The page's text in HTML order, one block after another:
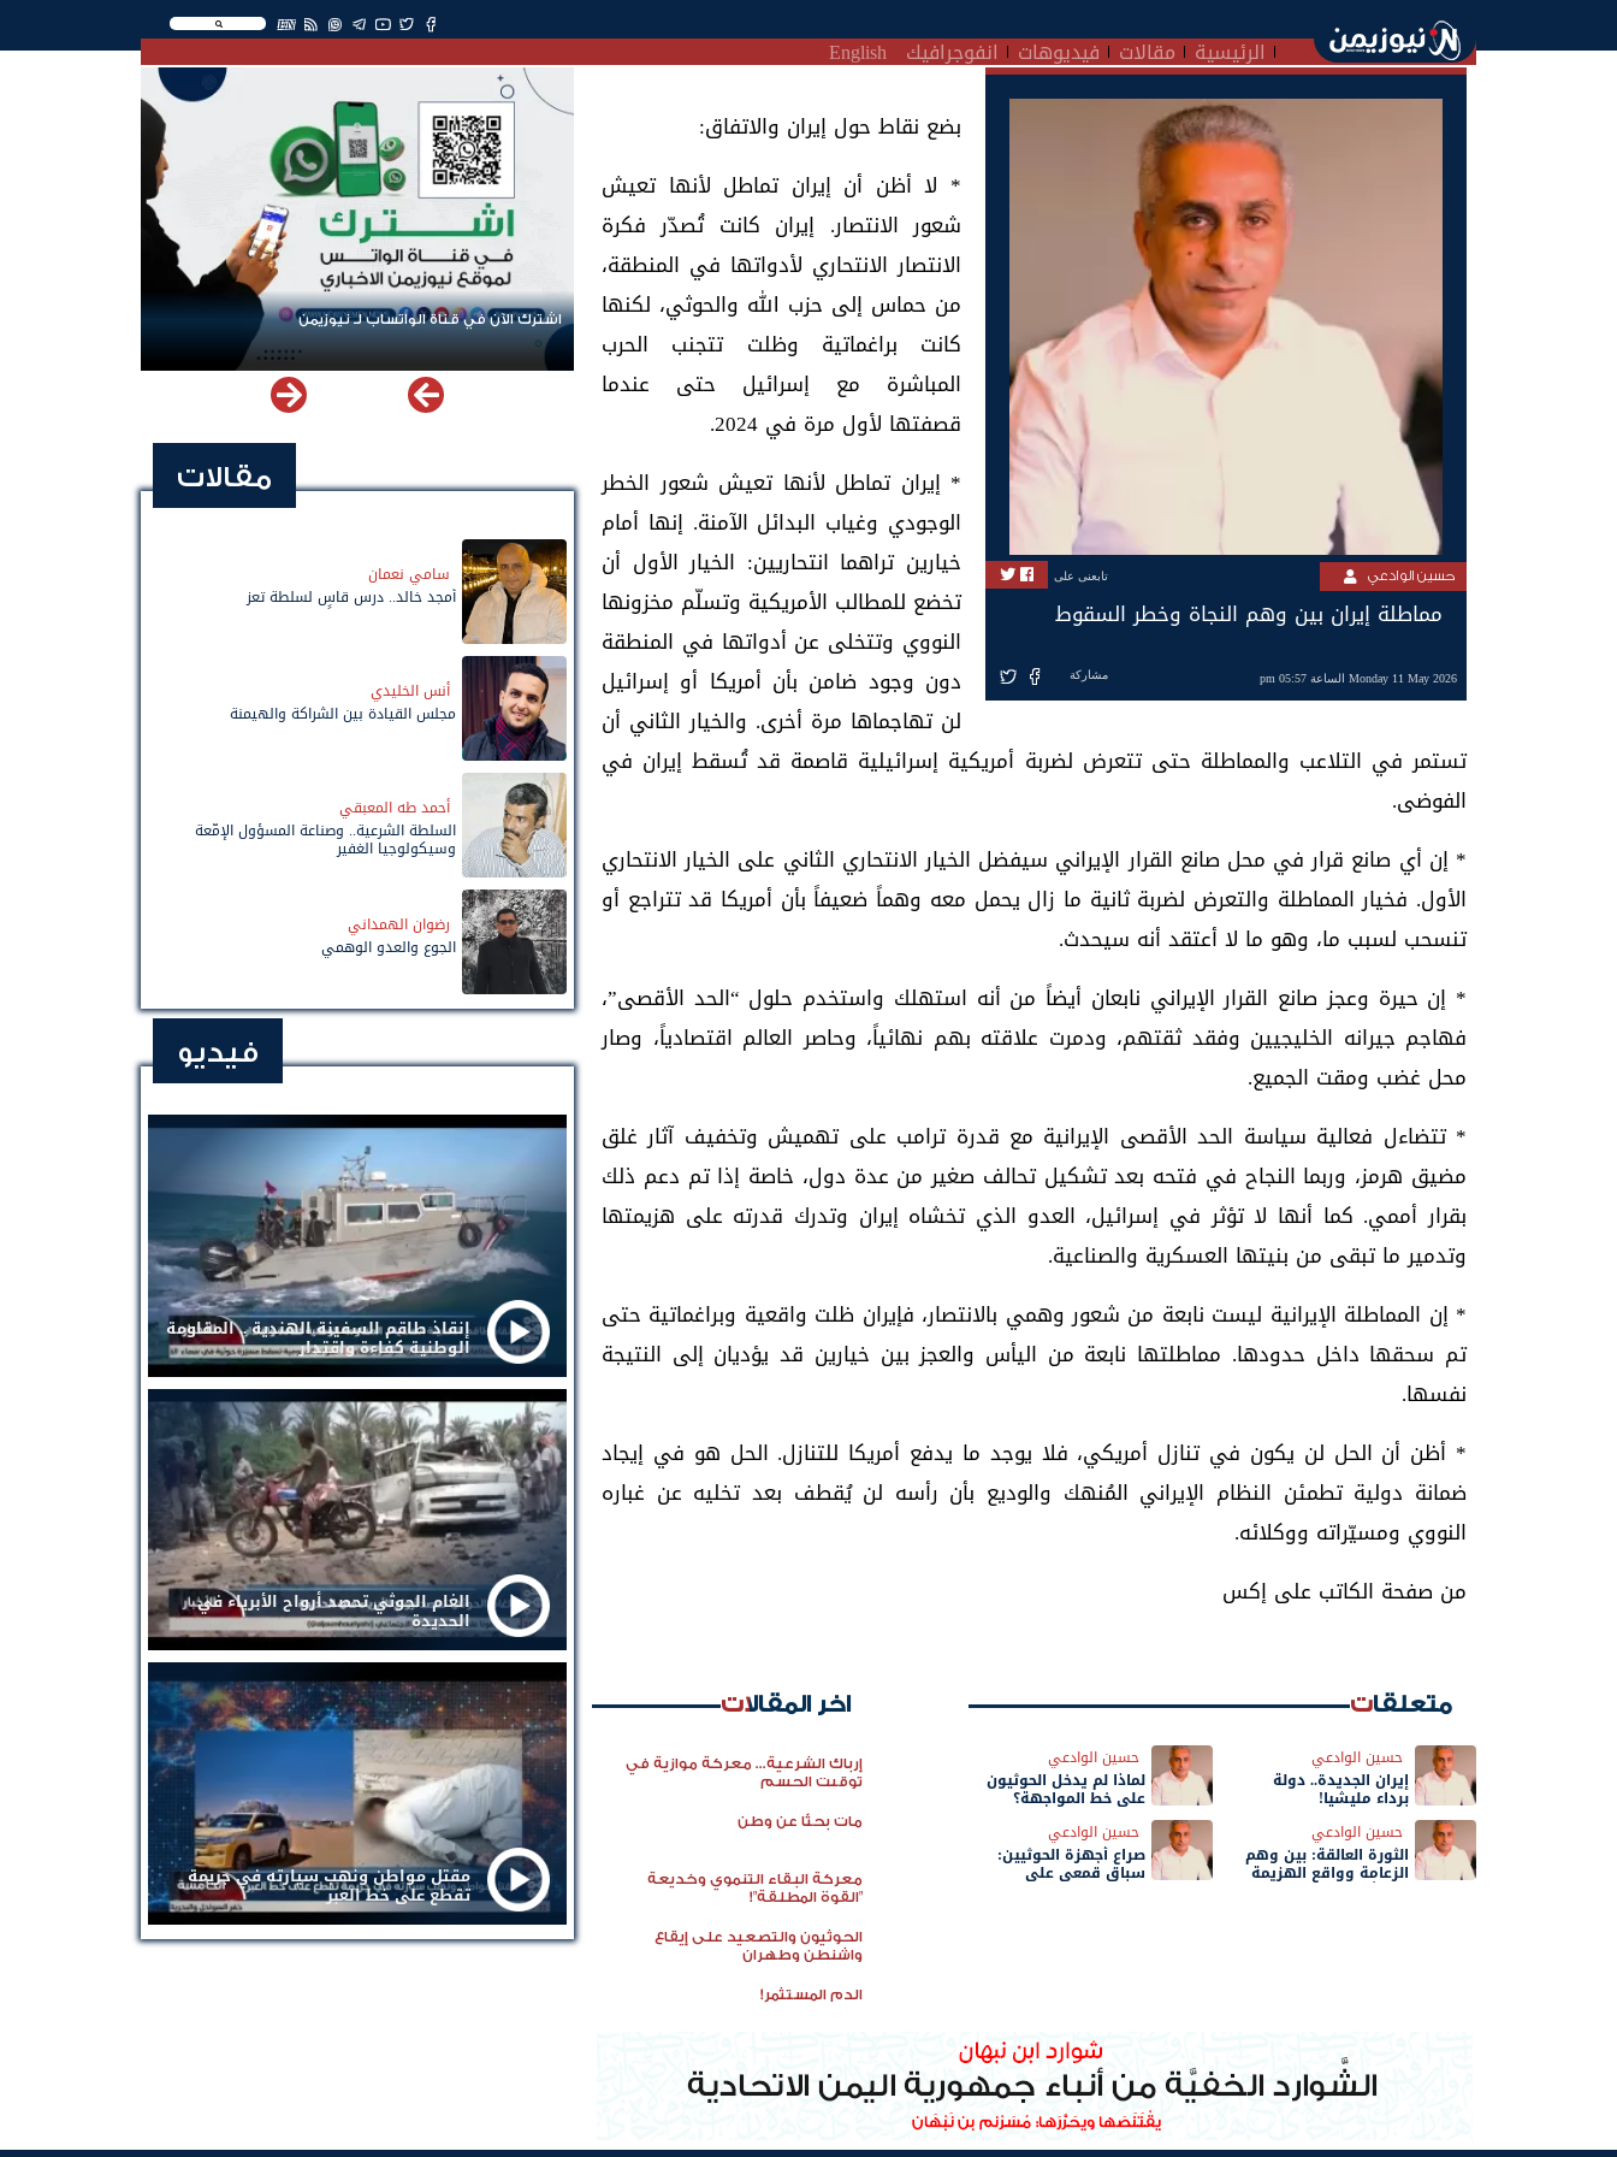
EN
الرئيسية مقالات فيديوهات انفوجرافيك English
حسين الوادعي تابعنى على
مماطلة إيران بين وهم النجاة وخطر السقوط
Monday 11 May 2026 الساعة 05:57 pm مشاركة
بضع نقاط حول إيران والاتفاق:
* لا أظن أن إيران تماطل لأنها تعيش
شعور الانتصار. إيران كانت تُصدّر فكرة
الانتصار الانتحاري لأدواتها في المنطقة،
من حماس إلى حزب الله والحوثي، لكنها
كانت براغماتية وظلت تتجنب الحرب
المباشرة مع إسرائيل حتى عندما
قصفتها لأول مرة في 2024.
* إيران تماطل لأنها تعيش شعور الخطر
الوجودي وغياب البدائل الآمنة. إنها أمام
خيارين تراهما انتحاريين: الخيار الأول أن
تخضع للمطالب الأمريكية وتسلّم مخزونها
النووي وتتخلى عن أدواتها في المنطقة
دون وجود ضامن بأن أمريكا أو إسرائيل
لن تهاجماها مرة أخرى. والخيار الثاني أن
تستمر في التلاعب والمماطلة حتى تتعرض لضربة أمريكية إسرائيلية قاصمة قد تُسقط إيران في
الفوضى.
* إن أي صانع قرار في محل صانع القرار الإيراني سيفضل الخيار الانتحاري الثاني على الخيار الانتحاري
الأول. فخيار المماطلة والتعرض لضربة ثانية ما زال يحمل معه وهماً ضعيفاً بأن أمريكا قد تتراجع أو
تنسحب لسبب ما، وهو ما لا أعتقد أنه سيحدث.
* إن حيرة وعجز صانع القرار الإيراني نابعان أيضاً من أنه استهلك واستخدم حلول “الحد الأقصى”،
فهاجم جيرانه الخليجيين وفقد ثقتهم، ودمرت علاقته بهم نهائياً، وحاصر العالم اقتصادياً، وصار
محل غضب ومقت الجميع.
* تتضاءل فعالية سياسة الحد الأقصى الإيرانية مع قدرة ترامب على تهميش وتخفيف آثار غلق
مضيق هرمز، وربما النجاح في فتحه بعد تشكيل تحالف صغير من عدة دول، خاصة إذا تم دعم ذلك
بقرار أممي. كما أنها لا تؤثر في إسرائيل، العدو الذي تخشاه إيران وتدرك قدرته على هزيمتها
وتدمير ما تبقى من بنيتها العسكرية والصناعية.
* إن المماطلة الإيرانية ليست نابعة من شعور وهمي بالانتصار، فإيران ظلت واقعية وبراغماتية حتى
تم سحقها داخل حدودها. مماطلتها نابعة من اليأس والعجز بين خيارين قد يؤديان إلى النتيجة
نفسها.
* أظن أن الحل لن يكون في تنازل أمريكي، فلا يوجد ما يدفع أمريكا للتنازل. الحل هو في إيجاد
ضمانة دولية تطمئن النظام الإيراني المُنهك والوديع بأن رأسه لن يُقطف بعد تخليه عن غباره
النووي ومسيّراته ووكلائه.
من صفحة الكاتب على إكس
متعلقات
حسين الوادعي
إيران الجديدة.. دولة
برداء مليشيا!
حسين الوادعي
لماذا لم يدخل الحوثيون
على خط المواجهة؟
حسين الوادعي
الثورة العالقة: بين وهم
الزعامة وواقع الهزيمة
المؤجَّلة
حسين الوادعي
صراع أجهزة الحوثيين:
سباق قمعي على
اخر المقالات
إرباك الشرعية... معركة موازية في
توقيت الحسم
مات بحثًا عن وطن
معركة البقاء التنموي وخديعة
"القوة المطلقة"!
الحوثيون والتصعيد على إيقاع
واشنطن وطهران
الدم المستثمر!
اشترك الآن في قناة الواتساب لـ نيوزيمن
مقالات
سامي نعمان
أمجد خالد.. درس قاسٍ لسلطة تعز
أنس الخليدي
مجلس القيادة بين الشراكة والهيمنة
أحمد طه المعبقي
السلطة الشرعية.. وصناعة المسؤول الإمّعة
وسيكولوجيا الغفير
رضوان الهمداني
الجوع والعدو الوهمي
فيديو
إنقاذ طاقم السفينة الهندية .. المقاومة
الوطنية كفاءة واقتدار
الغام الحوثي تحصد أرواح الأبرياء في
الحديدة
مقتل مواطن ونهب سيارته في جريمة
تقطع على خط العبر